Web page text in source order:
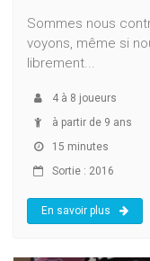
Sommes nous
voyons, même si
librement...
4 à 8 joueurs
à partir de 9 ans
15 minutes
Sortie : 2016
En savoir plus